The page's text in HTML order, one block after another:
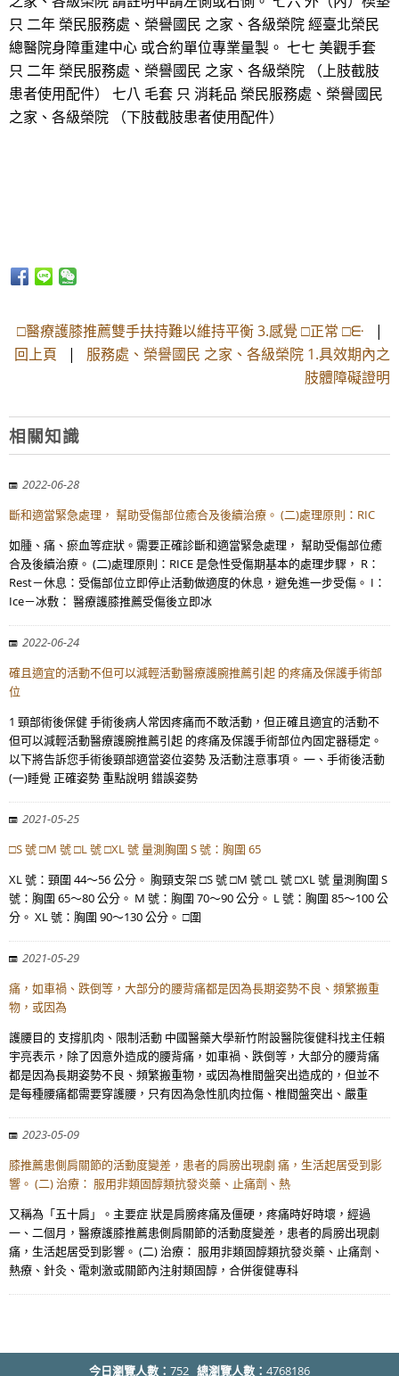
只 二年 榮民服務處、榮譽國民 之家、各級榮院 經臺北榮民
總醫院身障重建中心 或合約單位專業量製。 七七 美觀手套
只 二年 榮民服務處、榮譽國民 之家、各級榮院 （上肢截肢
患者使用配件） 七八 毛套 只 消耗品 榮民服務處、榮譽國民
之家、各級榮院 （下肢截肢患者使用配件）
□醫療護膝推薦雙手扶持難以維持平衡 3.感覺 □正常 □ᣰ |
回上頁 | 服務處、榮譽國民 之家、各級榮院 1.具效期內之
肢體障礙證明
相關知識
2022-06-28
斷和適當緊急處理， 幫助受傷部位癒合及後續治療。 (二)處理原則：RIC
如腫、痛、瘀血等症狀。需要正確診斷和適當緊急處理， 幫助受傷部位癒
合及後續治療。 (二)處理原則：RICE 是急性受傷期基本的處理步驟， R：
Rest－休息：受傷部位立即停止活動做適度的休息，避免進一步受傷。 I：
Ice－冰敷： 醫療護膝推薦受傷後立即冰
2022-06-24
確且適宜的活動不但可以減輕活動醫療護腕推薦引起 的疼痛及保護手術部
位
1 頸部術後保健 手術後病人常因疼痛而不敢活動，但正確且適宜的活動不
但可以減輕活動醫療護腕推薦引起 的疼痛及保護手術部位內固定器穩定。
以下將告訴您手術後頸部適當姿位姿勢 及活動注意事項。 一、手術後活動
(一)睡覺 正確姿勢 重點說明 錯誤姿勢
2021-05-25
□S 號 □M 號 □L 號 □XL 號 量測胸圍 S 號：胸圍 65
XL 號：頸圍 44～56 公分。 胸頸支架 □S 號 □M 號 □L 號 □XL 號 量測胸圍 S
號：胸圍 65～80 公分。 M 號：胸圍 70～90 公分。 L 號：胸圍 85～100 公
分。 XL 號：胸圍 90～130 公分。 □圍
2021-05-29
痛，如車禍、跌倒等，大部分的腰背痛都是因為長期姿勢不良、頻繁搬重
物，或因為
護腰目的 支撐肌肉、限制活動 中國醫藥大學新竹附設醫院復健科找主任賴
宇亮表示，除了因意外造成的腰背痛，如車禍、跌倒等，大部分的腰背痛
都是因為長期姿勢不良、頻繁搬重物，或因為椎間盤突出造成的，但並不
是每種腰痛都需要穿護腰，只有因為急性肌肉拉傷、椎間盤突出、嚴重
2023-05-09
膝推薦患側肩關節的活動度變差，患者的肩膀出現劇 痛，生活起居受到影
響。 (二) 治療： 服用非類固醇類抗發炎藥、止痛劑、熱
又稱為「五十肩」。主要症 狀是肩膀疼痛及僵硬，疼痛時好時壞，經過
一、二個月，醫療護膝推薦患側肩關節的活動度變差，患者的肩膀出現劇
痛，生活起居受到影響。 (二) 治療： 服用非類固醇類抗發炎藥、止痛劑、
熱療、針灸、電刺激或關節內注射類固醇，合併復健專科
今日瀏覽人數： 752 總瀏覽人數： 4768186